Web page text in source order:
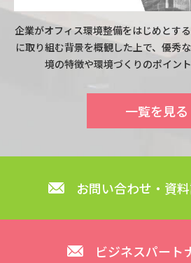
企業がオフィス環境整備をはじめとす
に取り組む背景を概観した上で、優秀
境の特徴や環境づくりのポイン
一覧を見る
お問い合わせ・資
ビジネスパート